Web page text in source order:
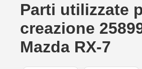
Parti utilizzate
creazione
Mazda RX-7